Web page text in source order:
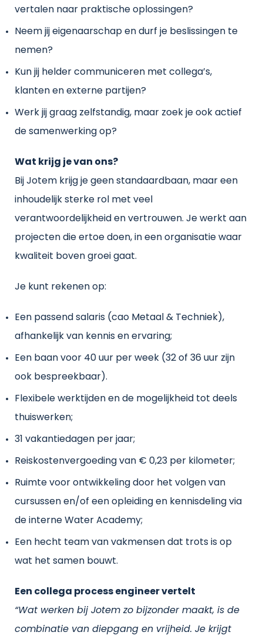
vertalen naar praktische oplossingen?
Neem jij eigenaarschap en durf je beslissingen te
nemen?
Kun jij helder communiceren met collega’s,
klanten en externe partijen?
Werk jij graag zelfstandig, maar zoek je ook actief
de samenwerking op?
Wat krijg je van ons?
Bij Jotem krijg je geen standaardbaan, maar een
inhoudelijk sterke rol met veel
verantwoordelijkheid en vertrouwen. Je werkt aan
projecten die ertoe doen, in een organisatie waar
kwaliteit boven groei gaat.
Je kunt rekenen op:
Een passend salaris (cao Metaal & Techniek),
afhankelijk van kennis en ervaring;
Een baan voor 40 uur per week (32 of 36 uur zijn
ook bespreekbaar).
Flexibele werktijden en de mogelijkheid tot deels
thuiswerken;
31 vakantiedagen per jaar;
Reiskostenvergoeding van € 0,23 per kilometer;
Ruimte voor ontwikkeling door het volgen van
cursussen en/of een opleiding en kennisdeling via
de interne Water Academy;
Een hecht team van vakmensen dat trots is op
wat het samen bouwt.
Een collega process engineer vertelt
“Wat werken bij Jotem zo bijzonder maakt, is de
combinatie van diepgang en vrijheid. Je krijgt